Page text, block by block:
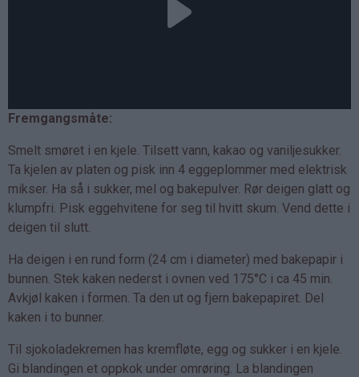
Fremgangsmåte:
Smelt smøret i en kjele. Tilsett vann, kakao og vaniljesukker.
Ta kjelen av platen og pisk inn 4 eggeplommer med elektrisk
mikser. Ha så i sukker, mel og bakepulver. Rør deigen glatt og
klumpfri. Pisk eggehvitene for seg til hvitt skum. Vend dette i
deigen til slutt.
Ha deigen i en rund form (24 cm i diameter) med bakepapir i
bunnen. Stek kaken nederst i ovnen ved 175°C i ca 45 min.
Avkjøl kaken i formen. Ta den ut og fjern bakepapiret. Del
kaken i to bunner.
Til sjokoladekremen has kremfløte, egg og sukker i en kjele.
Gi blandingen et oppkok under omrøring. La blandingen